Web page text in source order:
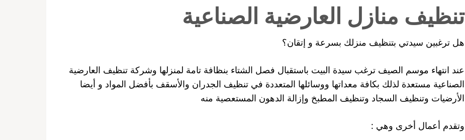
تنظيف منازل العارضية الصناعية
هل ترغبين سيدتي بتنظيف منزلك بسرعة و إتقان؟
عند انتهاء موسم الصيف ترغب سيدة البيت باستقبال فصل الشتاء بنظافة تامة لمنزلها وشركة تنظيف العارضية
الصناعية مستعدة لذلك بكافة معداتها ووسائلها المتعددة في تنظيف الجدران والأسقف بأفضل المواد و أيضا
الأرضيات وتنظيف السجاد وتنظيف المطبخ وإزالة الدهون المستعصية منه
وتقدم أعمال أخرى وهي :